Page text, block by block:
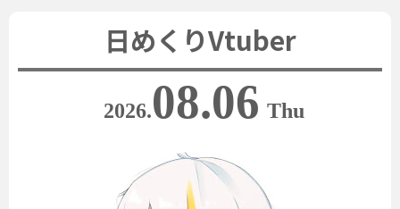
日めくりVtuber
2026.08.06 Thu